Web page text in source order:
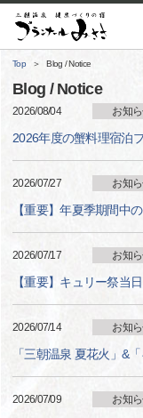
Top Blog / Notice
Blog / Notice
2026/08/04 お知
2026年度の蟹料理宿泊
2026/07/27 お知
【重要】年夏季期間中
2026/07/17 お知
【重要】キュリー祭当
2026/07/14 お知
「三朝温泉 夏花火」&
2026/07/09 お知